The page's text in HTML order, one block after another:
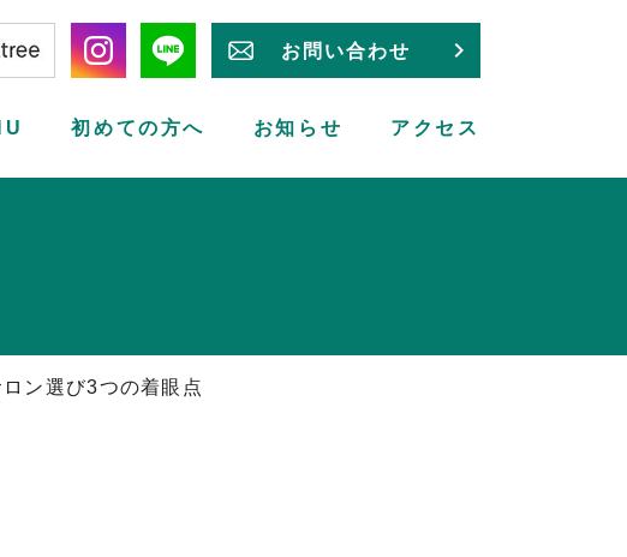
お問い合わせ
初めての方へ お知らせ アクセス
ン選び3つの着眼点